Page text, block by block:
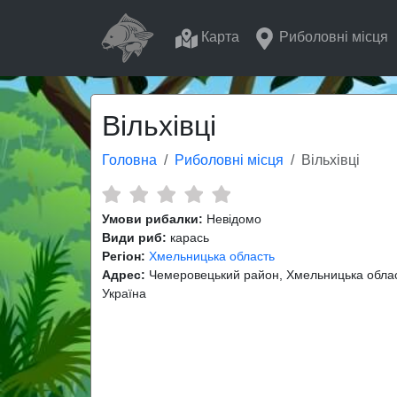
Карта Риболовні місця
Вільхівці
Головна Риболовні місця Вільхівці
Умови рибалки: Невідомо
Види риб: карась
Регіон: Хмельницька область
Адрес: Чемеровецький район, Хмельницька
Україна